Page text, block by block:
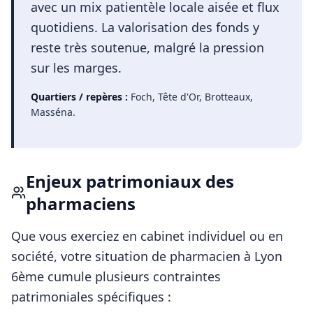
avec un mix patientèle locale aisée et flux
quotidiens. La valorisation des fonds y
reste très soutenue, malgré la pression
sur les marges.
Quartiers / repères : Foch, Tête d'Or, Brotteaux,
Masséna.
Enjeux patrimoniaux des
pharmaciens
Que vous exerciez en cabinet individuel ou en
société, votre situation de pharmacien à Lyon
6ème cumule plusieurs contraintes
patrimoniales spécifiques :